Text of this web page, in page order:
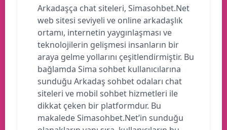
Arkadaşça chat siteleri, Simasohbet.Net
web sitesi seviyeli ve online arkadaşlık
ortamı, internetin yaygınlaşması ve
teknolojilerin gelişmesi insanların bir
araya gelme yollarını çeşitlendirmiştir. Bu
bağlamda Sima sohbet kullanıcılarına
sunduğu Arkadaş sohbet odaları chat
siteleri ve mobil sohbet hizmetleri ile
dikkat çeken bir platformdur. Bu
makalede Simasohbet.Net’in sunduğu